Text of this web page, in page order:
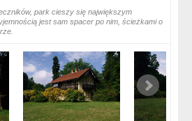
park cieszy się największym
jest sam spacer po nim, ścieżkami o